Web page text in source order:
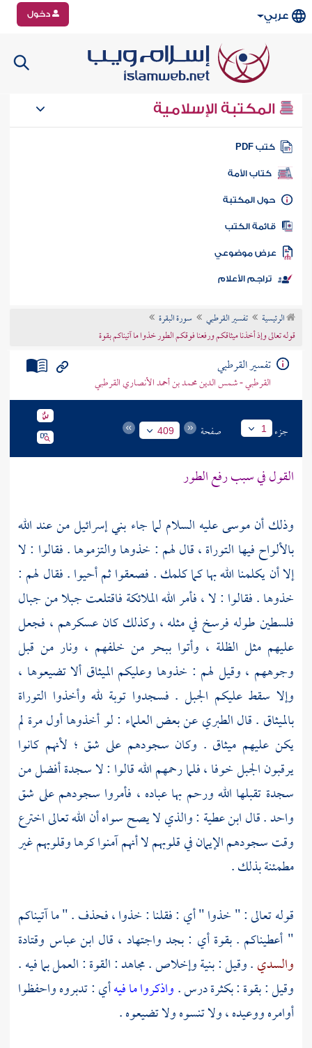
عربي دخول
المكتبة الإسلامية
كتب PDF
كتاب الأمة
المكتبة
الكتب
موضوعي
تراجم الأعلام
الرئيسية تفسير القرطبي
سورة البقرة
قوله تعالى وإذ أخذنا ميثاقكم ورفعنا فوقكم الطور خذوا ما آتيناكم بقوة
تفسير القرطبي
القرطبي - شمس الدين محمد بن أحمد الأنصاري القرطبي
جزء 1 صفحة 409
القول في سبب رفع الطور
وذلك أنموسىعليه السلام لما جاء بني إسرائيلمن عند الله
بالألواح فيها التوراة ، قال لهم : خذوها والتزموها . فقالوا : لا
إلا أن يكلمنا الله بها كما كلمك . فصعقوا ثم أحيوا . فقال لهم :
خذوها . فقالوا : لا ، فأمر الله الملائكة فاقتلعت جبلا من جبال
فلسطينطوله فرسخ في مثله ، وكذلك كان عسكرهم ، فجعل
عليهم مثل الظلة ، وأتوا ببحر من خلفهم ، ونار من قبل
وجوههم ، وقيل لهم : خذوها وعليكم الميثاق ألا تضيعوها ،
وإلا سقط عليكم الجبل . فسجدوا توبة لله وأخذوا التوراة
بالميثاق . قالالطبريعن بعض العلماء : لو أخذوها أول مرة لم
يكن عليهم ميثاق . وكان سجودهم على شق ؛ لأنهم كانوا
يرقبون الجبل خوفا ، فلما رحمهم الله قالوا : لا سجدة أفضل من
سجدة تقبلها الله ورحم بها عباده ، فأمروا سجودهم على شق
واحد . قالابن عطية : والذي لا يصح سواه أن الله تعالى اخترع
وقت سجودهم الإيمان في قلوبهم لا أنهم آمنوا كرها وقلوبهم غير
مطمئنة بذلك .
قوله تعالى : " خذوا " أي : فقلنا : خذوا ، فحذف . " ما آتيناكم
" أعطيناكم . بقوة أي : بجد واجتهاد ، قال ابن عباس وقتادة
والسدي. وقيل : بنية وإخلاص .مجاهد: القوة : العمل بما فيه .
وقيل : بقوة : بكثرة درس .واذكروا ما فيهأي : تدبروه واحفظوا
أوامره ووعيده ، ولا تنسوه ولا تضيعوه .